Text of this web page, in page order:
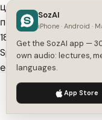
целом, ну, здесь как
перечисленные
18:46
Speaker A
есть зачем как бы
наверное, ну, как
если мы будем вот
клиенту
We use cookies to enhance
SozAI
iPhone · Android ·
Get the SozAI app —
own audio: lectures,
languages.
App Store